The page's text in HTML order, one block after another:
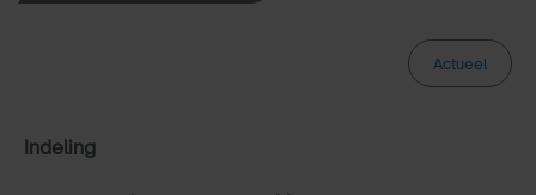
Actueel
Indeling